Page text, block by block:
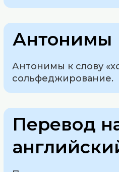
Антонимы
Антонимы к слову
сольфеджирование.
Перевод